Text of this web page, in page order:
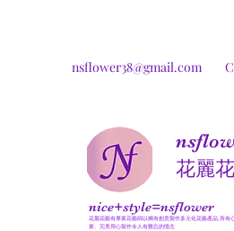
nsflower38@gmail.com
花麗
nice+style=nsflower
花麗花藝有專業花藝師以獨有創意製作多元化花藝產品,所有
業、完美用心製作令人有難忘的憶念